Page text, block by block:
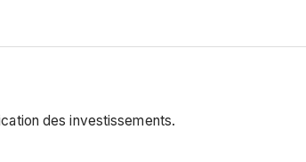
des investissements.